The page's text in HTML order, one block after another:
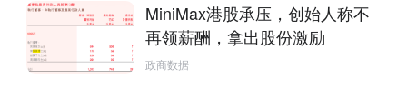
MiniMax港股承压，创始人称不
再领薪酬，拿出股份激励
政商数据